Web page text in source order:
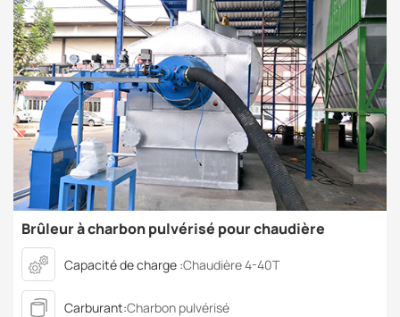
Brûleur à charbon pulvérisé pour chaudière
Capacité de charge :Chaudière 4-40T
Carburant:Charbon pulvérisé